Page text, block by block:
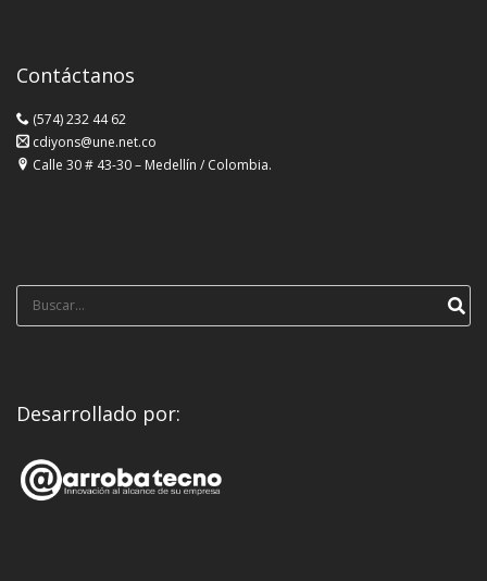
Contáctanos
(574) 232 44 62
cdiyons@une.net.co
Calle 30 # 43-30 – Medellín / Colombia.
Búsqueda
para:
Desarrollado por: